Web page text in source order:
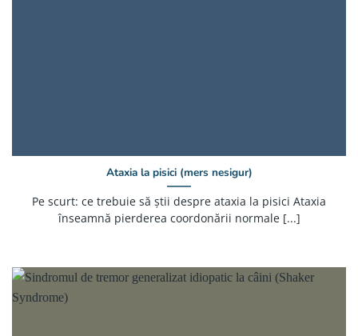
Ataxia la pisici (mers nesigur)
Pe scurt: ce trebuie să știi despre ataxia la pisici Ataxia
înseamnă pierderea coordonării normale [...]